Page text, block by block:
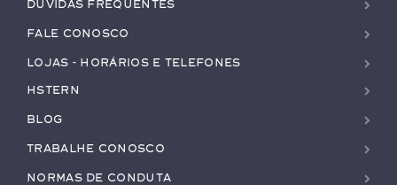
Dúvidas Frequentes
Fale conosco
Lojas - Horários e Telefones
HStern
Blog
Trabalhe conosco
Normas de Conduta